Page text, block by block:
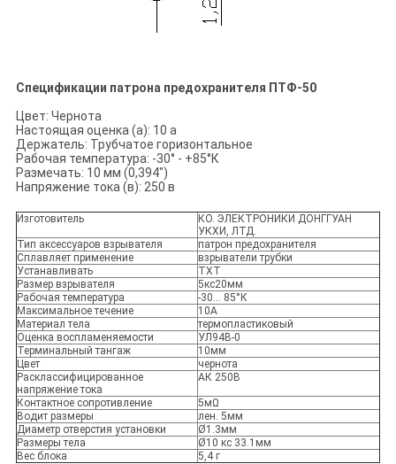
Спецификации патрона предохранителя ПТФ-50
Цвет: Чернота
Настоящая оценка (а): 10 а
Держатель: Трубчатое горизонтальное
Рабочая температура: -30° - +85°К
Размечать: 10 мм (0,394")
Напряжение тока (в): 250 в
Изготовитель
КО. ЭЛЕКТРОНИКИ ДОНГГУАН
УКХИ, ЛТД.
Тип аксессуаров взрывателя
патрон предохранителя
Сплавляет применение
взрыватели трубки
Устанавливать
ТХТ
Размер взрывателя
5кс20мм
Рабочая температура
-30… 85°К
Максимальное течение
10А
Материал тела
термопластиковый
Оценка воспламеняемости
УЛ94В-0
Терминальный тангаж
10мм
Цвет
чернота
Расклассифицированное
напряжение тока
АК 250В
Контактное сопротивление
5мΩ
Водит размеры
лен. 5мм
Диаметр отверстия установки
Ø1.3мм
Размеры тела
Ø10 кс 33.1мм
Вес блока
5,4 г